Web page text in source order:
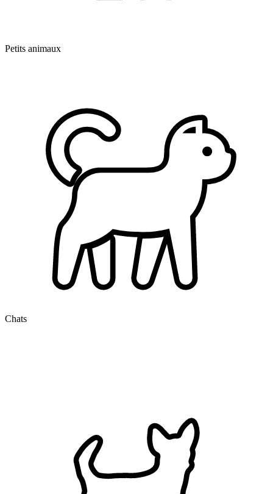
Petits animaux
Chats